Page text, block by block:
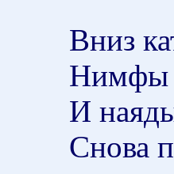
Вниз
Нимфы
И
Снова